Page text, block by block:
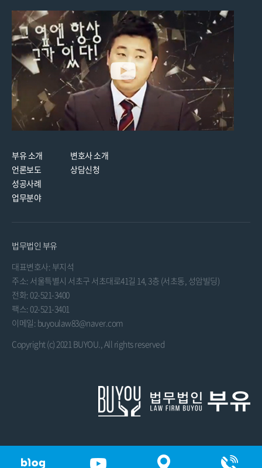
부유 소개
언론보도
성공사례
업무분야
변호사 소개
상담신청
법무법인 부유
대표변호사: 부지석
주소: 서울특별시 서초구 서초대로41길 14, 3층 (서초동, 성암빌딩)
전화: 02-521-3400
팩스: 02-521-3401
이메일: buyoulaw83@naver.com
Copyright (c) 2021 BUYOU., All rights reserved